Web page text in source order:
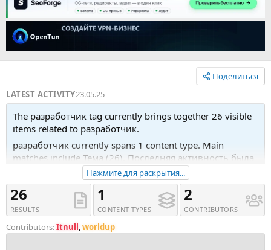
Поделиться
LATEST ACTIVITY23.05.25
The разработчик tag currently brings together 26 visible
items related to разработчик.
разработчик currently spans 1 content type. Main
matches include Тема (26). Последняя активность была
23.05.25 в 12:40.
Recent tagged content includes Тема '[Step Up]
Разработчик чат-ботов. Уровень А - быстрый старт
(2024)', Тема '[developedbyed] Фулстек Next.js (React)
разработчик (2023)' and Тема '[Step Up] Разработчик
Нажмите для раскрытия...
26
RESULTS
1
CONTENT TYPES
2
CONTRIBUTORS
Contributors:Itnull ,worldup